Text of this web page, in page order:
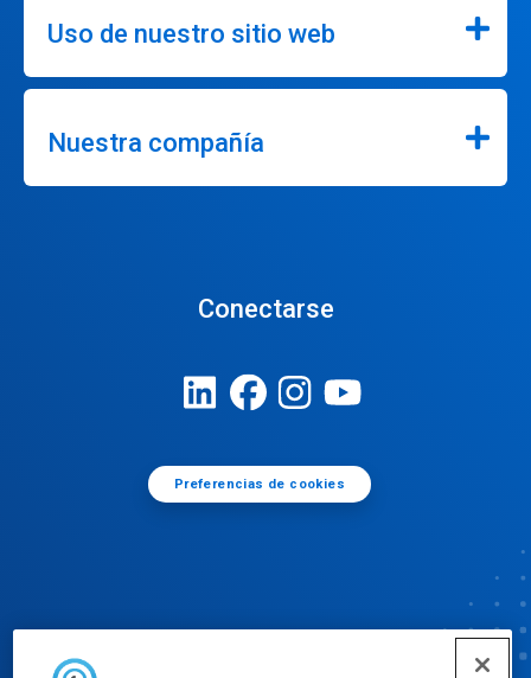
Uso de nuestro sitio web
Nuestra compañía
Conectarse
Preferencias de cookies